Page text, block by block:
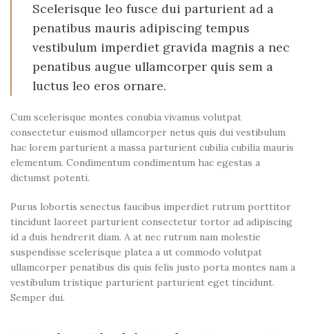
Scelerisque leo fusce dui parturient ad a
penatibus mauris adipiscing tempus
vestibulum imperdiet gravida magnis a nec
penatibus augue ullamcorper quis sem a
luctus leo eros ornare.
Cum scelerisque montes conubia vivamus volutpat
consectetur euismod ullamcorper netus quis dui vestibulum
hac lorem parturient a massa parturient cubilia cubilia mauris
elementum. Condimentum condimentum hac egestas a
dictumst potenti.
Purus lobortis senectus faucibus imperdiet rutrum porttitor
tincidunt laoreet parturient consectetur tortor ad adipiscing
id a duis hendrerit diam. A at nec rutrum nam molestie
suspendisse scelerisque platea a ut commodo volutpat
ullamcorper penatibus dis quis felis justo porta montes nam a
vestibulum tristique parturient parturient eget tincidunt.
Semper dui.